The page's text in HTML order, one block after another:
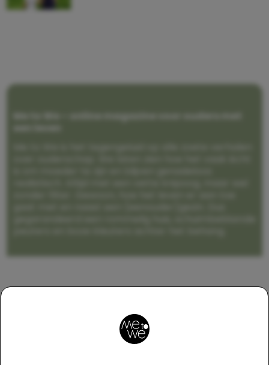
Me to We – online magazine voor ouders met